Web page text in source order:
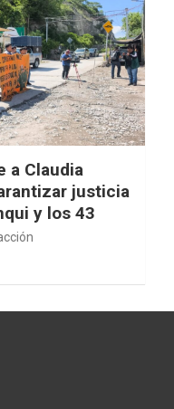
a Claudia
justicia
y los 43